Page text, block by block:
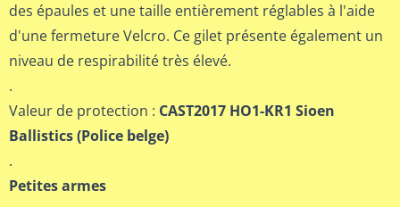
des épaules et une taille entièrement réglables à l'aide
d'une fermeture Velcro. Ce gilet présente également un
niveau de respirabilité très élevé.
.
Valeur de protection : CAST2017 HO1-KR1 Sioen
Ballistics (Police belge)
.
Petites armes